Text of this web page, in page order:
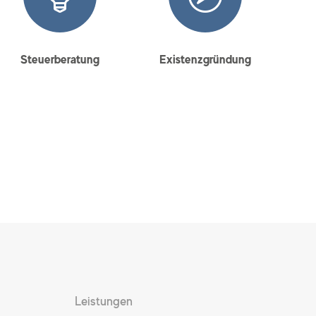
Steuerberatung Existenzgründung
Leistungen